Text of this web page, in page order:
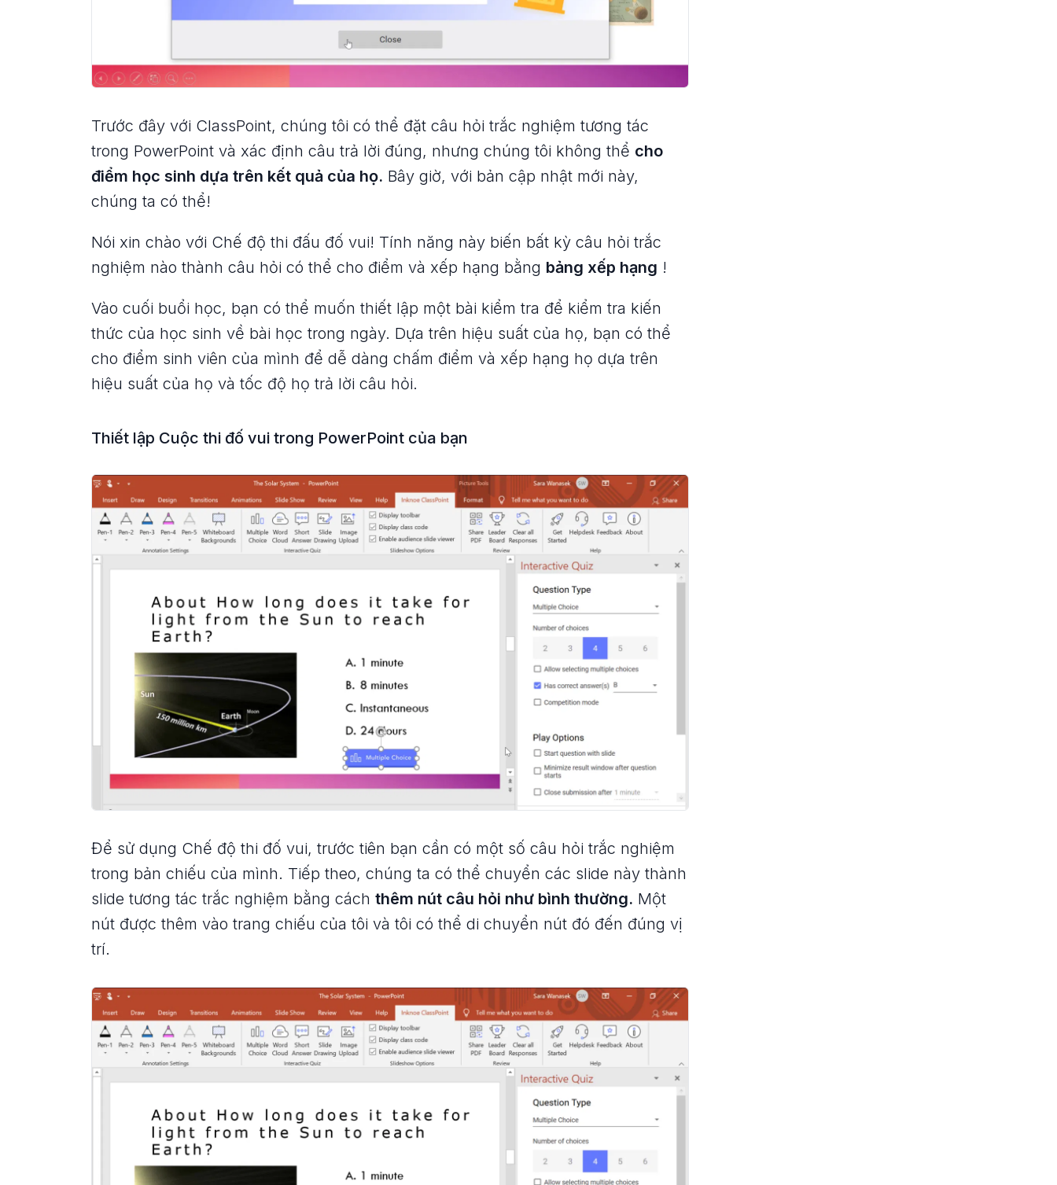
Trước đây với ClassPoint, chúng tôi có thể đặt câu hỏi trắc nghiệm tương tác
trong PowerPoint và xác định câu trả lời đúng, nhưng chúng tôi không thể cho
điểm học sinh dựa trên kết quả của họ. Bây giờ, với bản cập nhật mới này,
chúng ta có thể!
Nói xin chào với Chế độ thi đấu đố vui! Tính năng này biến bất kỳ câu hỏi trắc
nghiệm nào thành câu hỏi có thể cho điểm và xếp hạng bằng bảng xếp hạng !
Vào cuối buổi học, bạn có thể muốn thiết lập một bài kiểm tra để kiểm tra kiến
thức của học sinh về bài học trong ngày. Dựa trên hiệu suất của họ, bạn có thể
cho điểm sinh viên của mình để dễ dàng chấm điểm và xếp hạng họ dựa trên
hiệu suất của họ và tốc độ họ trả lời câu hỏi.
Thiết lập Cuộc thi đố vui trong PowerPoint của bạn
Để sử dụng Chế độ thi đố vui, trước tiên bạn cần có một số câu hỏi trắc nghiệm
trong bản chiếu của mình. Tiếp theo, chúng ta có thể chuyển các slide này thành
slide tương tác trắc nghiệm bằng cách thêm nút câu hỏi như bình thường. Một
nút được thêm vào trang chiếu của tôi và tôi có thể di chuyển nút đó đến đúng vị
trí.